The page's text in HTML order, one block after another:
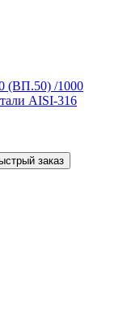
(ВП.50) /1000
AISI-316
заказ